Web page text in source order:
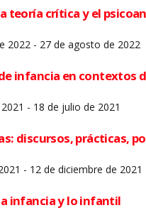
teoría crítica y el
2022 - 27 de agosto de 2022
infancia en contextos
- 18 de julio de 2021
discursos, prácticas,
- 12 de diciembre de 2021
infancia y lo infantil